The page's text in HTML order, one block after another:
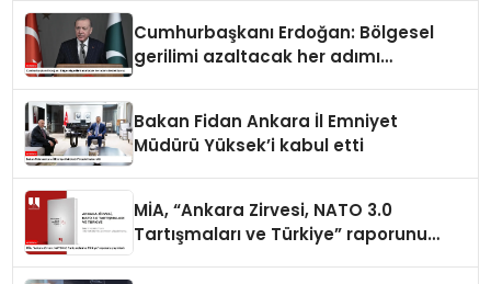
Cumhurbaşkanı Erdoğan: Bölgesel
gerilimi azaltacak her adımı
Bakan Fidan Ankara İl Emniyet
Müdürü Yüksek’i kabul etti
MİA, “Ankara Zirvesi, NATO 3.0
Tartışmaları ve Türkiye” raporunu